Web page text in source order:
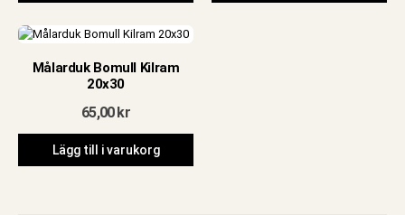
Målarduk Bomull Kilram
20x30
65,00kr
Lägg till i varukorg